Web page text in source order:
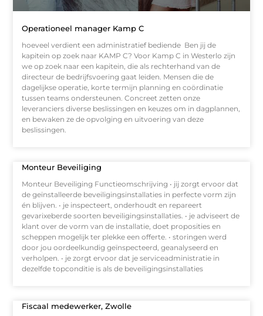
Operationeel manager Kamp C
hoeveel verdient een administratief bediende Ben jij de
kapitein op zoek naar KAMP C? Voor Kamp C in Westerlo zijn
we op zoek naar een kapitein, die als rechterhand van de
directeur de bedrijfsvoering gaat leiden. Mensen die de
dagelijkse operatie, korte termijn planning en coördinatie
tussen teams ondersteunen. Concreet zetten onze
leveranciers diverse beslissingen en keuzes om in dagplannen,
en bewaken ze de opvolging en uitvoering van deze
beslissingen.
Monteur Beveiliging
Monteur Beveiliging Functieomschrijving • jij zorgt ervoor dat
de geïnstalleerde beveiligingsinstallaties in perfecte vorm zijn
én blijven. • je inspecteert, onderhoudt en repareert
gevarixeberde soorten beveiligingsinstallaties. • je adviseert de
klant over de vorm van de installatie, doet proposities en
scheppen mogelijk ter plekke een offerte. • storingen werd
door jou oordeelkundig geïnspecteerd, geanalyseerd en
verholpen. • je zorgt ervoor dat je serviceadministratie in
dezelfde topconditie is als de beveiligingsinstallaties
Fiscaal medewerker, Zwolle